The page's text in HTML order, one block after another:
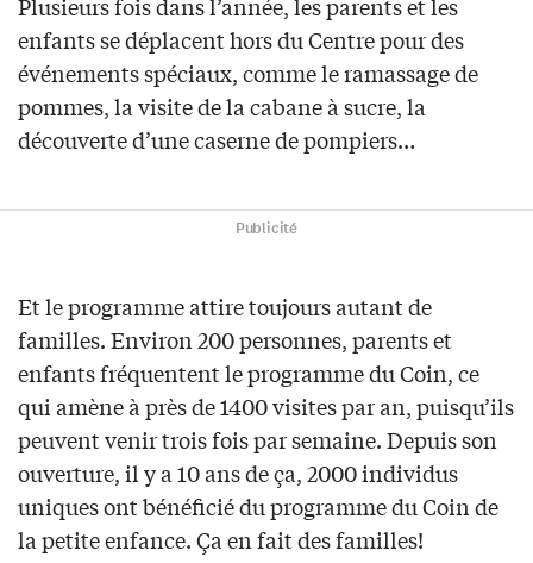
Plusieurs fois dans l’année, les parents et les
enfants se déplacent hors du Centre pour des
événements spéciaux, comme le ramassage de
pommes, la visite de la cabane à sucre, la
découverte d’une caserne de pompiers…
Publicité
Et le programme attire toujours autant de
familles. Environ 200 personnes, parents et
enfants fréquentent le programme du Coin, ce
qui amène à près de 1400 visites par an, puisqu’ils
peuvent venir trois fois par semaine. Depuis son
ouverture, il y a 10 ans de ça, 2000 individus
uniques ont bénéficié du programme du Coin de
la petite enfance. Ça en fait des familles!